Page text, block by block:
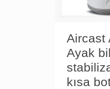
Aircast
Ayak
kısa